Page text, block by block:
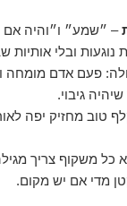
– ״שמע״ ו״והיה אם
נוגעות ובלי אותיות
פעם אדם מומחה
גיבוי.
טוב מחזיק יפה
כל משקוף צריך
מדי אם יש מקום.